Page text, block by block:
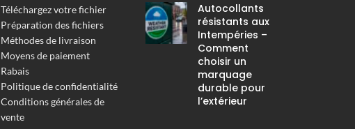
Téléchargez votre fichier
Préparation des fichiers
Méthodes de livraison
Moyens de paiement
Rabais
Politique de confidentialité
Conditions générales de
vente
Autocollants
résistants aux
Intempéries –
Comment
choisir un
marquage
durable pour
l’extérieur